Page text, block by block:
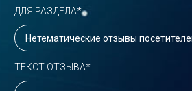
ДЛЯ РАЗДЕЛА*
ТЕКСТ ОТЗЫВА*